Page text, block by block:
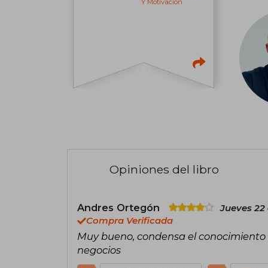
Y Motivación
Opiniones del libro
Andres Ortegón
Jueves
Compra Verificada
Muy bueno, condensa el
negocios